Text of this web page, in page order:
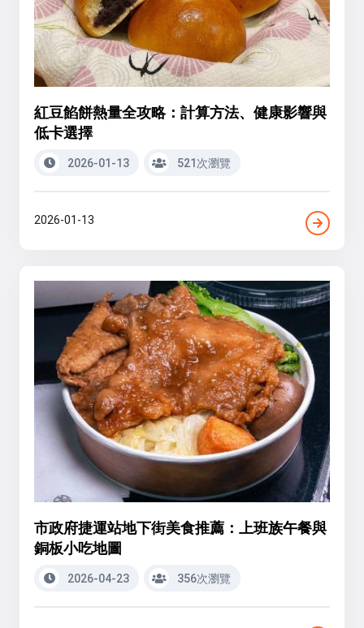
紅豆餡餅熱量全攻略：計算方法、健康影響與
低卡選擇
2026-01-13 521次瀏覽
2026-01-13
市政府捷運站地下街美食推薦：上班族午餐與
銅板小吃地圖
2026-04-23 356次瀏覽